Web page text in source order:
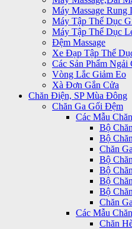
Máy Massage Rung
Máy Tập Thể Dục
Máy Tập Thể Dục
Đệm Massage
Xe Đạp Tập Thể
Các Sản Phẩm Ngải
Vòng Lắc Giảm Eo
Xà Đơn Gắn Cửa
Chăn Điện, SP Mùa Đông
Chăn Ga Gối Đệm
Các Mẫu
Bộ
Bộ
Chăn
Bộ
Bộ
Bộ
Bộ
Chăn
Các Mẫu Chăn
Chăn